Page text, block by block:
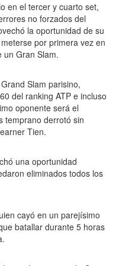
en el tercer y cuarto set,
no forzados del
la oportunidad de su
por primera vez en
un Gran Slam.
Slam parisino,
del ranking ATP e incluso
oponente será el
temprano derrotó sin
Tien.
una oportunidad
eliminados todos los
cayó en un parejísimo
batallar durante 5 horas